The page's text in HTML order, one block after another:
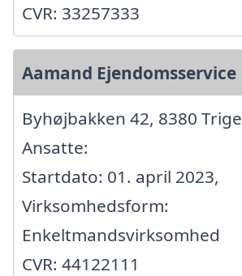
CVR: 33257333
Aamand Ejendomsservice
Byhøjbakken 42, 8380 Trige
Ansatte:
Startdato: 01. april 2023,
Virksomhedsform:
Enkeltmandsvirksomhed
CVR: 44122111